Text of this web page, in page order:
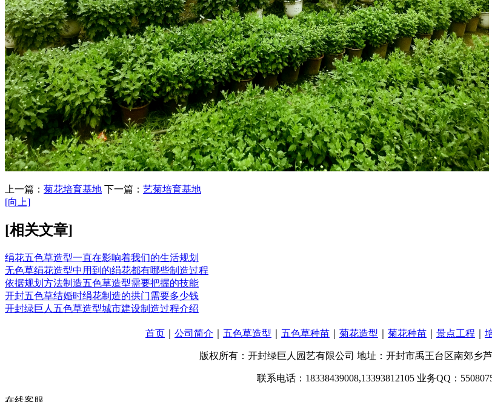
上一篇： 菊花培育基地 下一篇： 艺菊培育基地
[向上]
[相关文章]
绢花五色草造型一直在影响着我们的生活规划
无色草绢花造型中用到的绢花都有哪些制造过程
依据规划方法制造五色草造型需要把握的技能
开封五色草结婚时绢花制造的拱门需要多少钱
开封绿巨人五色草造型城市建设制造过程介绍
首页 公司简介 五色草造型 五色草种苗 菊花造型 菊花种苗 景点工程
版权所有：开封绿巨人园艺有限公司 地址：开封市禹王台区南郊乡
联系电话：18338439008,13393812105 业务QQ：